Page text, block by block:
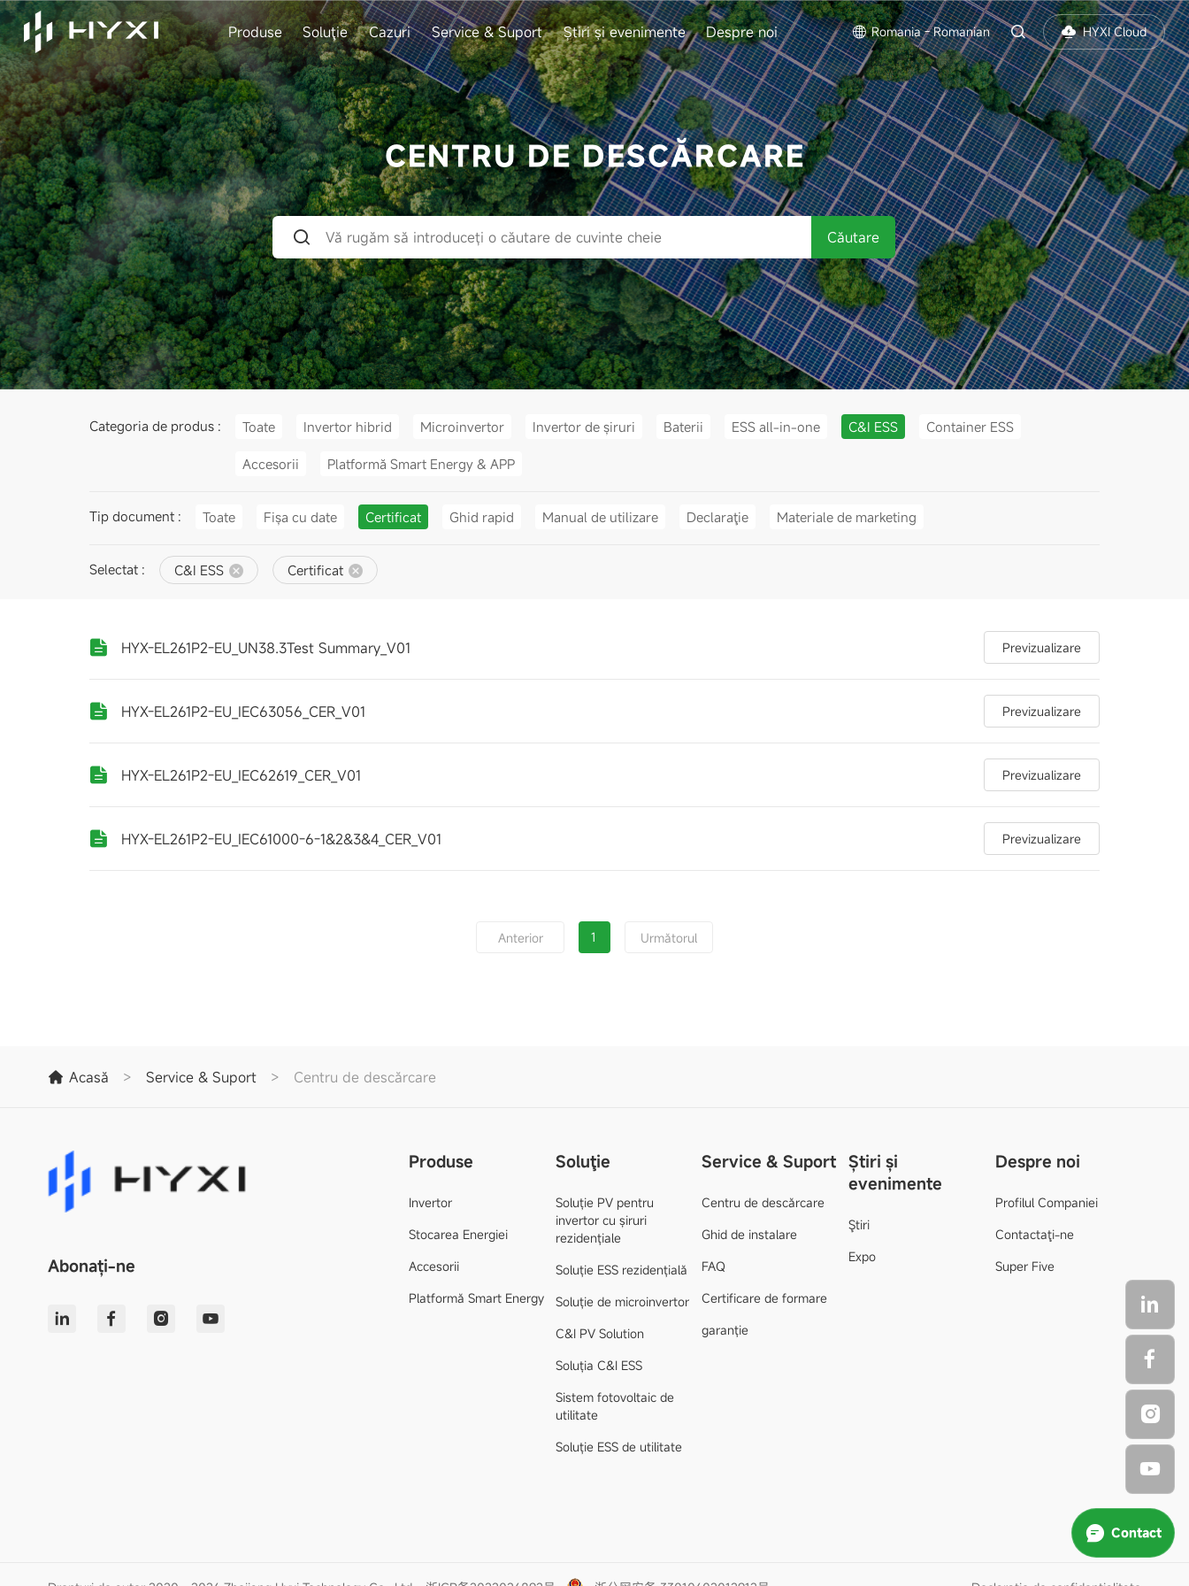
Produse Soluţie Cazuri Service & Suport Știri și evenimente Despre noi Romania - Romanian HYXI Cloud
CENTRU DE DESCĂRCARE
Căutare
Categoria de produs : Toate Invertor hibrid Microinvertor Invertor de șiruri Baterii ESS all-in-one C&I ESS Container ESS
Accesorii Platformă Smart Energy & APP
Tip document : Toate Fișa cu date Certificat Ghid rapid Manual de utilizare Declaraţie Materiale de marketing
Selectat : C&I ESS Certificat
HYX-EL261P2-EU_UN38.3Test Summary_V01 Previzualizare
HYX-EL261P2-EU_IEC63056_CER_V01 Previzualizare
HYX-EL261P2-EU_IEC62619_CER_V01 Previzualizare
HYX-EL261P2-EU_IEC61000-6-1&2&3&4_CER_V01 Previzualizare
Anterior 1 Următorul
Acasă > Service & Suport > Centru de descărcare
Abonați-ne
Produse
Invertor
Stocarea Energiei
Accesorii
Platformă Smart Energy
Soluţie
Soluție PV pentru
invertor cu șiruri
rezidențiale
Soluție ESS rezidențială
Soluție de microinvertor
C&I PV Solution
Soluția C&I ESS
Sistem fotovoltaic de
utilitate
Soluție ESS de utilitate
Service & Suport
Centru de descărcare
Ghid de instalare
FAQ
Certificare de formare
garanție
Știri și
evenimente
Ştiri
Expo
Despre noi
Profilul Companiei
Contactaţi-ne
Super Five
Contact